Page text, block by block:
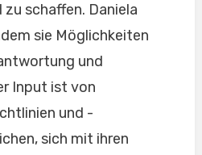
schaffen. Daniela
sie Möglichkeiten
und
Input ist von
und -
sich mit ihren